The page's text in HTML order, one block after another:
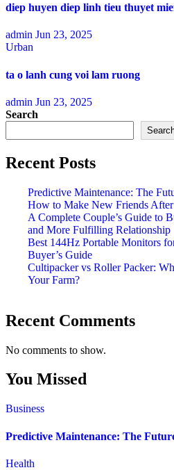
diep huyen diep linh tieu thuyet
admin Jun 23, 2025
Urban
ta o lanh cung voi lam ruong
admin Jun 23, 2025
Search
Recent Posts
Predictive Maintenance: The
How to Make New Friends
A Complete Couple’s Guide to
and More Fulfilling Relationship
Best 144Hz Portable Monitors
Buyer’s Guide
Cultipacker vs Roller Packer:
Your Farm?
Recent Comments
No comments to show.
You Missed
Business
Predictive Maintenance: The
Health